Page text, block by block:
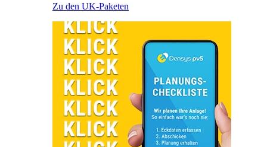
Zu den UK-Paketen